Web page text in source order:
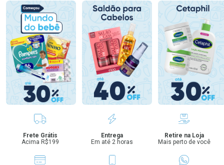
Benefícios
Frete Grátis
Acima R$199
Entrega
Em até 2 horas
Retire na Loja
Mais perto de você